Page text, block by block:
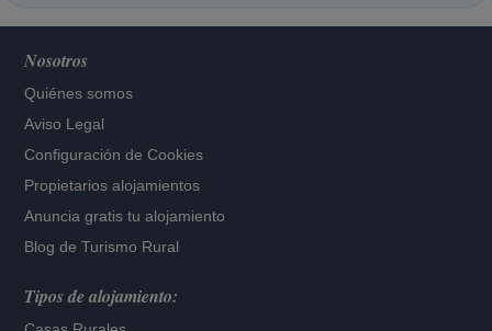
Nosotros
Quiénes somos
Aviso Legal
Configuración de Cookies
Propietarios alojamientos
Anuncia gratis tu alojamiento
Blog de Turismo Rural
Tipos de alojamiento: